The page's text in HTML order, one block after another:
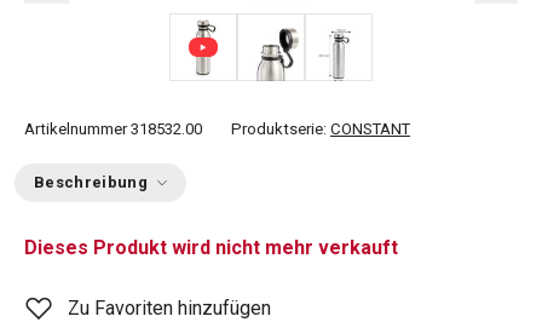
Artikelnummer 318532.00 Produktserie: CONSTANT
Beschreibung
Dieses Produkt wird nicht mehr verkauft
Zu Favoriten hinzufügen